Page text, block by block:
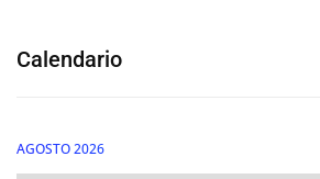
Calendario
AGOSTO 2026